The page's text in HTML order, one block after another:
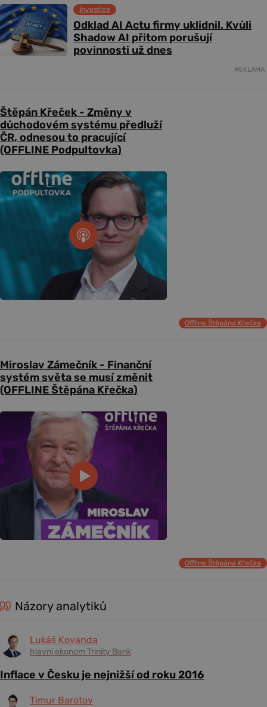
Odklad AI Actu firmy uklidnil. Kvůli
Shadow AI přitom porušují
povinnosti už dnes
Investice
REKLAMA
Štěpán Křeček - Změny v
důchodovém systému předluží
ČR, odnesou to pracující
(OFFLINE Podpultovka)
Offline Štěpána Křečka
Miroslav Zámečník - Finanční
systém světa se musí změnit
(OFFLINE Štěpána Křečka)
Offline Štěpána Křečka
Názory analytiků
Lukáš Kovanda
hlavní ekonom Trinity Bank
Inflace v Česku je nejnižší od roku 2016
Timur Barotov